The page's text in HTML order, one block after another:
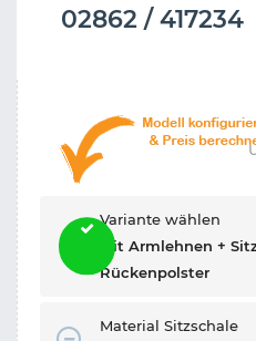
02862 / 417234
Variante wählen
Mit Armlehnen +
Rückenpolster
Material Sitzschale